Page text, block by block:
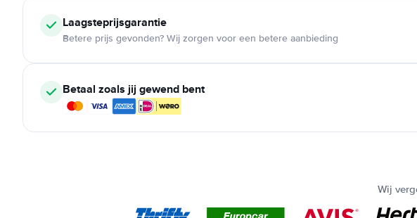
Laagsteprijsgarantie
Betere prijs gevonden? Wij zorgen voor een betere aanbieding
Betaal zoals jij gewend bent
Wij